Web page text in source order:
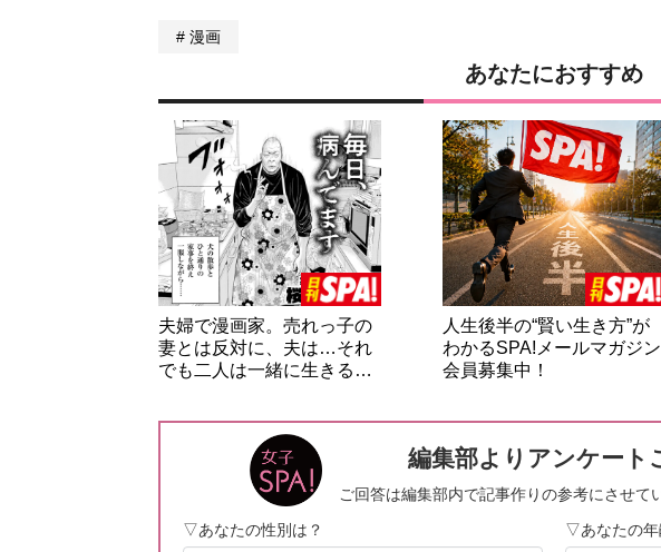
漫画
あなたにおすすめ
夫婦で漫画家。売れっ子の
妻とは反対に、夫は…それ
でも二人は一緒に生きる…
人生後半の“賢い生き方”が
わかるSPA!メールマガジン
会員募集中！